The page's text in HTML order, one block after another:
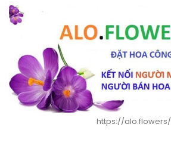
https://alo.flowers/